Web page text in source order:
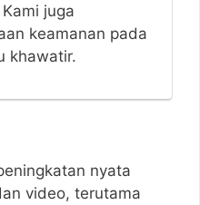
juga
keamanan pada
khawatir.
nyata
video, terutama